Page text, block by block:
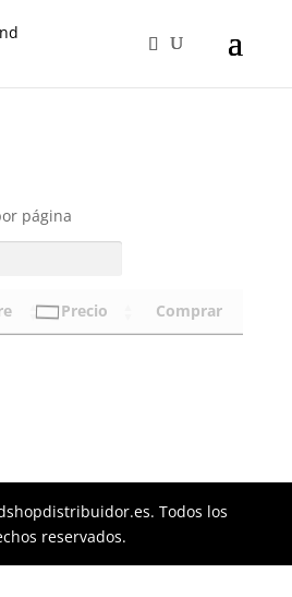
página
Precio Comprar
Todos los
reservados.